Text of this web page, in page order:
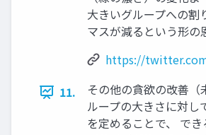
大きいグループへの割
マスが減るという形の
https://
11.
その他の貪欲の改善（
ループの大きさに対し
を定めることで、 で